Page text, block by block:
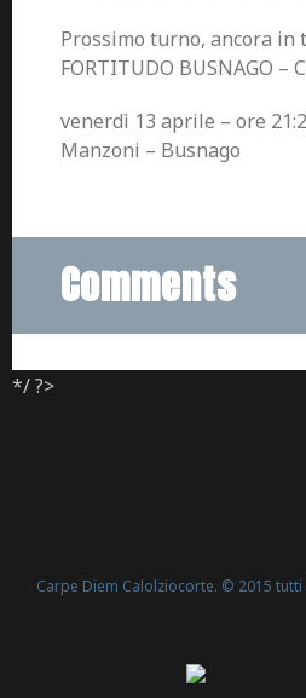
Prossimo turno, ancora in
FORTITUDO BUSNAGO –
venerdì 13 aprile – ore
Manzoni – Busnago
Comments
*/ ?>
Carpe Diem Calolziocorte. © 2015 tutti